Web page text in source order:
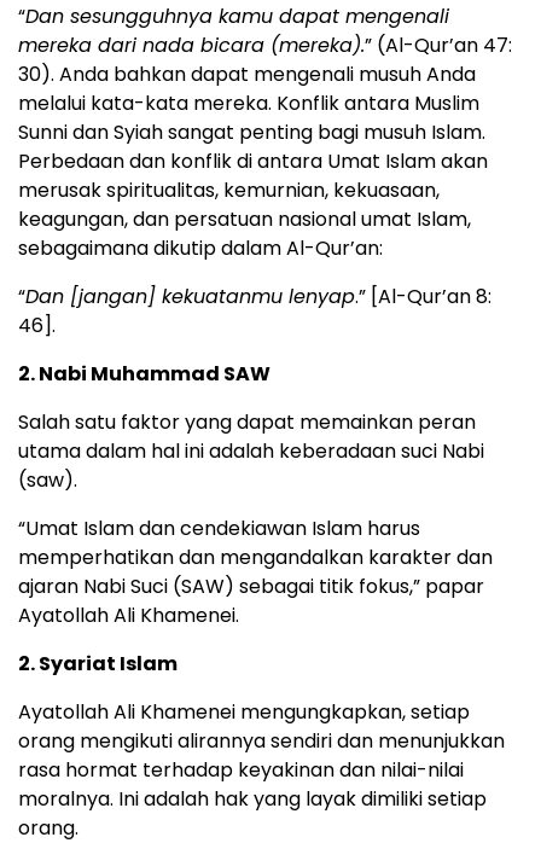
“Dan sesungguhnya kamu dapat mengenali
mereka dari nada bicara (mereka).” (Al-Qur’an 47:
30). Anda bahkan dapat mengenali musuh Anda
melalui kata-kata mereka. Konflik antara Muslim
Sunni dan Syiah sangat penting bagi musuh Islam.
Perbedaan dan konflik di antara Umat Islam akan
merusak spiritualitas, kemurnian, kekuasaan,
keagungan, dan persatuan nasional umat Islam,
sebagaimana dikutip dalam Al-Qur’an:
“Dan [jangan] kekuatanmu lenyap.” [Al-Qur’an 8:
46].
2. Nabi Muhammad SAW
Salah satu faktor yang dapat memainkan peran
utama dalam hal ini adalah keberadaan suci Nabi
(saw).
“Umat Islam dan cendekiawan Islam harus
memperhatikan dan mengandalkan karakter dan
ajaran Nabi Suci (SAW) sebagai titik fokus,” papar
Ayatollah Ali Khamenei.
2. Syariat Islam
Ayatollah Ali Khamenei mengungkapkan, setiap
orang mengikuti alirannya sendiri dan menunjukkan
rasa hormat terhadap keyakinan dan nilai-nilai
moralnya. Ini adalah hak yang layak dimiliki setiap
orang.